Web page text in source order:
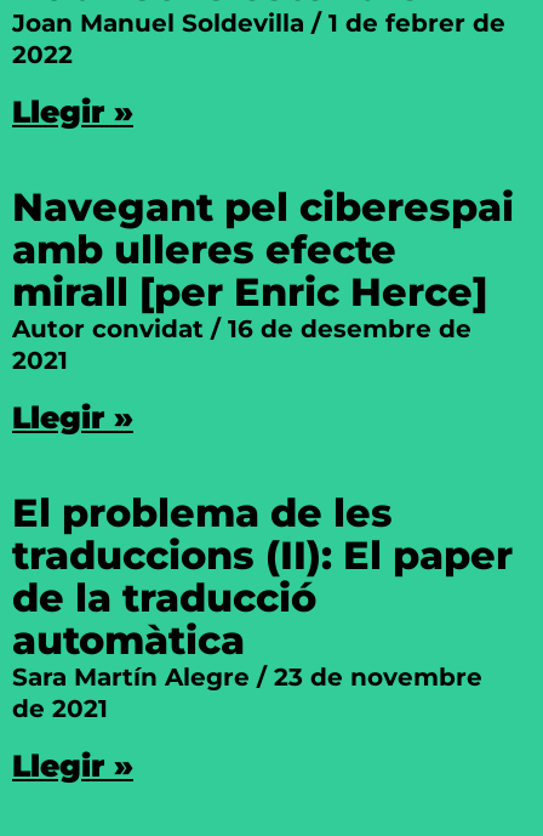
Joan Manuel Soldevilla
1 de febrer de
2022
Llegir »
Navegant pel ciberespai
amb ulleres efecte
mirall [per Enric Herce]
Autor convidat 16 de desembre de
2021
Llegir »
El problema de les
traduccions (II): El paper
de la traducció
automàtica
Sara Martín Alegre
23 de novembre
de 2021
Llegir »